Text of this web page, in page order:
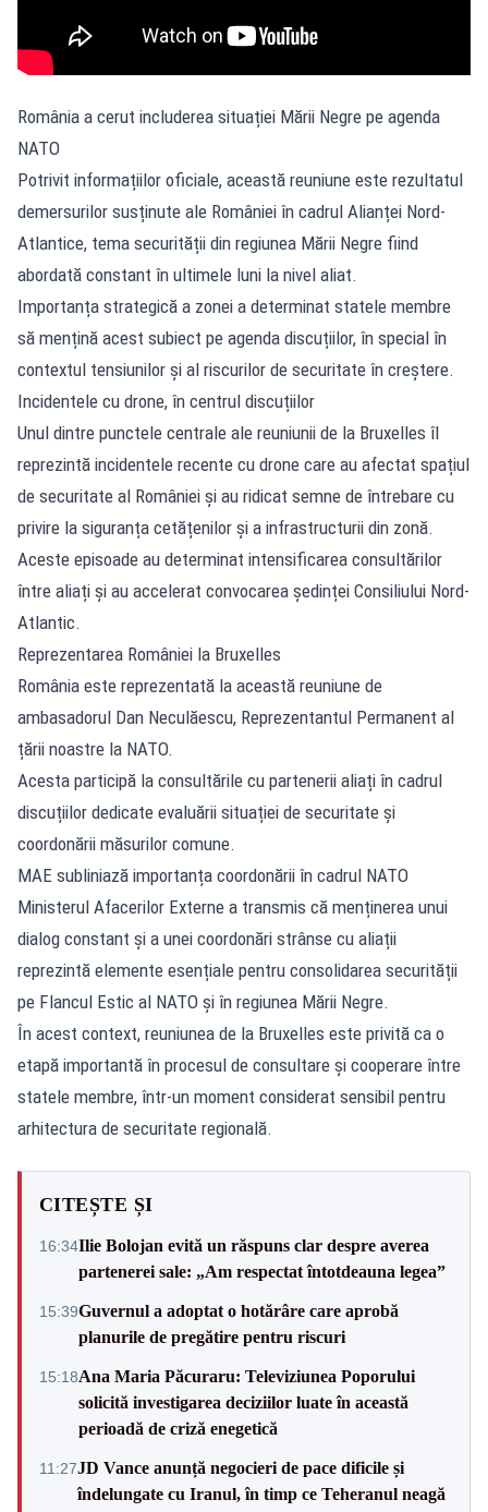
România a cerut includerea situației Mării Negre pe agenda
NATO
Potrivit informațiilor oficiale, această reuniune este rezultatul
demersurilor susținute ale României în cadrul Alianței Nord-
Atlantice, tema securității din regiunea Mării Negre fiind
abordată constant în ultimele luni la nivel aliat.
Importanța strategică a zonei a determinat statele membre
să mențină acest subiect pe agenda discuțiilor, în special în
contextul tensiunilor și al riscurilor de securitate în creștere.
Incidentele cu drone, în centrul discuțiilor
Unul dintre punctele centrale ale reuniunii de la Bruxelles îl
reprezintă incidentele recente cu drone care au afectat spațiul
de securitate al României și au ridicat semne de întrebare cu
privire la siguranța cetățenilor și a infrastructurii din zonă.
Aceste episoade au determinat intensificarea consultărilor
între aliați și au accelerat convocarea ședinței Consiliului Nord-
Atlantic.
Reprezentarea României la Bruxelles
România este reprezentată la această reuniune de
ambasadorul Dan Neculăescu, Reprezentantul Permanent al
țării noastre la NATO.
Acesta participă la consultările cu partenerii aliați în cadrul
discuțiilor dedicate evaluării situației de securitate și
coordonării măsurilor comune.
MAE subliniază importanța coordonării în cadrul NATO
Ministerul Afacerilor Externe a transmis că menținerea unui
dialog constant și a unei coordonări strânse cu aliații
reprezintă elemente esențiale pentru consolidarea securității
pe Flancul Estic al NATO și în regiunea Mării Negre.
În acest context, reuniunea de la Bruxelles este privită ca o
etapă importantă în procesul de consultare și cooperare între
statele membre, într-un moment considerat sensibil pentru
arhitectura de securitate regională.
CITEȘTE ȘI
16:34Ilie Bolojan evită un răspuns clar despre averea
partenerei sale: „Am respectat întotdeauna legea”
15:39Guvernul a adoptat o hotărâre care aprobă
planurile de pregătire pentru riscuri
15:18Ana Maria Păcuraru: Televiziunea Poporului
solicită investigarea deciziilor luate în această
perioadă de criză enegetică
11:27JD Vance anunță negocieri de pace dificile și
îndelungate cu Iranul, în timp ce Teheranul neagă